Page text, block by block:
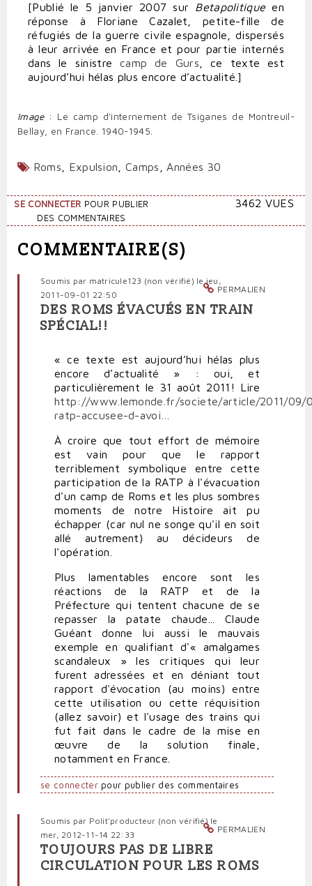
[Publié le 5 janvier 2007 sur Betapolitique en
réponse à Floriane Cazalet, petite-fille de
réfugiés de la guerre civile espagnole, dispersés
à leur arrivée en France et pour partie internés
dans le sinistrecamp de Gurs , ce texte est
aujourd’hui hélas plus encore d’actualité.]
Image: Le camp d'internement de Tsiganes de Montreuil-
Bellay, en France. 1940-1945.
Roms Expulsion ,Camps Années 30
SE CONNECTER POUR PUBLIER
DES COMMENTAIRES
3462 VUES
COMMENTAIRE(S)
PERMALIEN
Soumis par matricule123 (non vérifié) le jeu,
2011-09-01 22:50
DES ROMS ÉVACUÉS EN TRAIN
SPÉCIAL!!
« ce texte est aujourd’hui hélas plus
encore d’actualité » : oui, et
particulièrement le 31 août 2011! Lire
http://www.lemonde.fr/societe/article/2011/09/
ratp-accusee-d-avoi…
À croire que tout effort de mémoire
est vain pour que le rapport
terriblement symbolique entre cette
participation de la RATP à l'évacuation
d'un camp de Roms et les plus sombres
moments de notre Histoire ait pu
échapper (car nul ne songe qu'il en soit
allé autrement) au décideurs de
l'opération.
Plus lamentables encore sont les
réactions de la RATP et de la
Préfecture qui tentent chacune de se
repasser la patate chaude... Claude
Guéant donne lui aussi le mauvais
exemple en qualifiant d'« amalgames
scandaleux » les critiques qui leur
furent adressées et en déniant tout
rapport d'évocation (au moins) entre
cette utilisation ou cette réquisition
(allez savoir) et l'usage des trains qui
fut fait dans le cadre de la mise en
œuvre de la solution finale,
notamment en France.
se connecterpour publier des commentaires
PERMALIEN
Soumis par Polit'producteur (non vérifié)le
mer, 2012-11-14 22:33
TOUJOURS PAS DE LIBRE
CIRCULATION POUR LES ROMS